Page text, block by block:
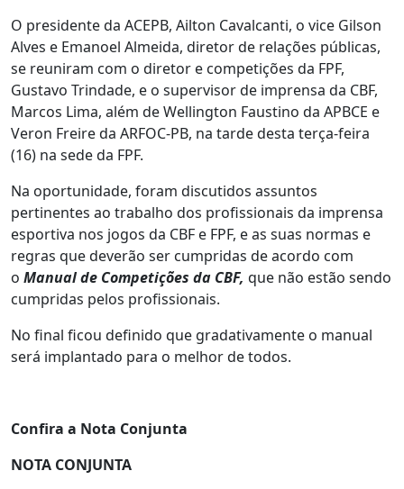
O presidente da ACEPB, Ailton Cavalcanti, o vice Gilson
Alves e Emanoel Almeida, diretor de relações públicas,
se reuniram com o diretor e competições da FPF,
Gustavo Trindade, e o supervisor de imprensa da CBF,
Marcos Lima, além de Wellington Faustino da APBCE e
Veron Freire da ARFOC-PB, na tarde desta terça-feira
(16) na sede da FPF.
Na oportunidade, foram discutidos assuntos
pertinentes ao trabalho dos profissionais da imprensa
esportiva nos jogos da CBF e FPF, e as suas normas e
regras que deverão ser cumpridas de acordo com
o Manual de Competições da CBF, que não estão sendo
cumpridas pelos profissionais.
No final ficou definido que gradativamente o manual
será implantado para o melhor de todos.
Confira a Nota Conjunta
NOTA CONJUNTA